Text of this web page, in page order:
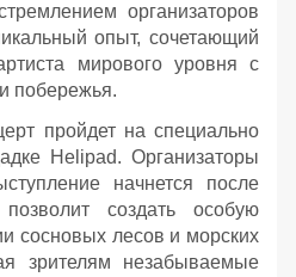
организаторов
опыт, сочетающий
мирового уровня с
побережья.
пройдет на специально
Helipad. Организаторы
начнется после
создать особую
сосновых лесов и морских
зрителям незабываемые